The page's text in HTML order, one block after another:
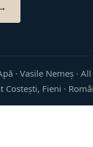
· Vasile Nemeș ·All
Costești, Fieni ·